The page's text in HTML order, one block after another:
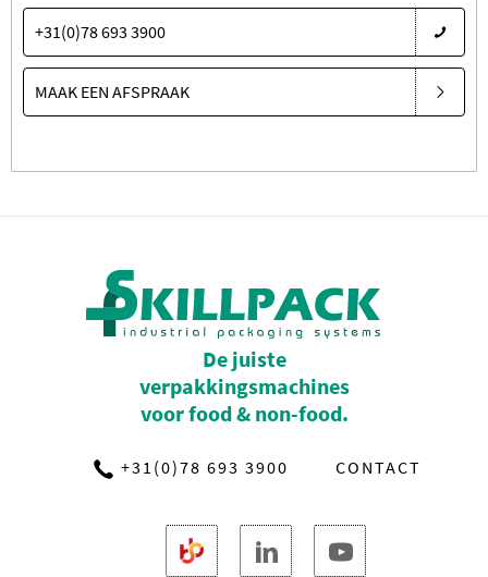
+31(0)78 693 3900
MAAK EEN AFSPRAAK
De juiste
verpakkingsmachines
voor food & non-food.
+31(0)78 693 3900 CONTACT